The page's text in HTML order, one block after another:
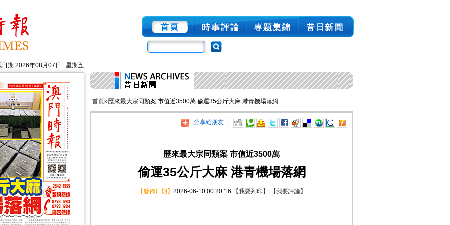
日期:2026年08月07日 星期五
首頁»歷來最大宗同類案 市值近3500萬 偷運35公斤大麻 港青機場落網
分享給朋友 |
歷來最大宗同類案 市值近3500萬
偷運35公斤大麻 港青機場落網
【發佈日期】 2026-06-10 00:20:16 【我要列印】 【我要評論】